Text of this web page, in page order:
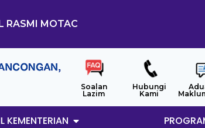
RASMI MOTAC
Soalan
Lazim
Hubungi
Kami
KEMENTERIAN